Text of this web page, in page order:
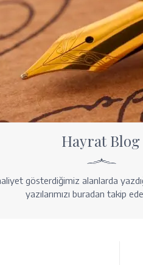
Hayrat Blog
gösterdiğimiz alanlarda
yazılarımızı buradan takip